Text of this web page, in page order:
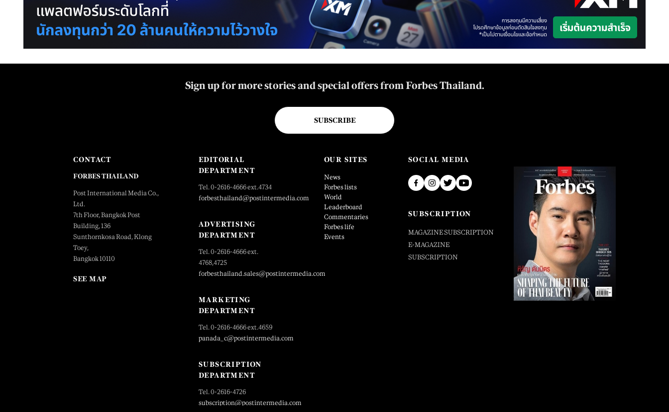
Sign up for more stories and special offers from Forbes Thailand.
SUBSCRIBE
CONTACT
FORBES THAILAND
Post International Media Co.,
Ltd.
7th Floor, Bangkok Post
Building, 136
Sunthornkosa Road, Klong
Toey,
Bangkok 10110
SEE MAP
EDITORIAL
DEPARTMENT
Tel. 0-2616-4666 ext.4734
forbesthailand@postintermedia.com
ADVERTISING
DEPARTMENT
Tel. 0-2616-4666 ext.
4768,4725
forbesthailand.sales@postintermedia.com
MARKETING
DEPARTMENT
Tel. 0-2616-4666 ext.4659
panada_c@postintermedia.com
SUBSCRIPTION
DEPARTMENT
Tel. 0-2616-4726
subscription@postintermedia.com
OUR SITES
News
Forbes lists
World
Leaderboard
Commentaries
Forbes life
Events
SOCIAL MEDIA
SUBSCRIPTION
MAGAZINE SUBSCRIPTION
E-MAGAZINE
SUBSCRIPTION